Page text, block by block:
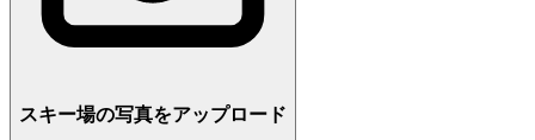
スキー場の写真をアップロード